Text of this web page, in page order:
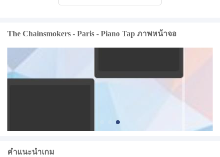
The Chainsmokers - Paris - Piano Tap ภาพหน้าจอ
คำแนะนำเกม